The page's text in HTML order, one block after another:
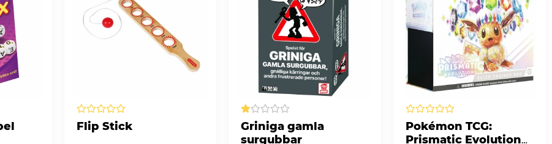
Flip Stick
Griniga gamla
surgubbar
Pokémon TCG:
Prismatic Evolutions